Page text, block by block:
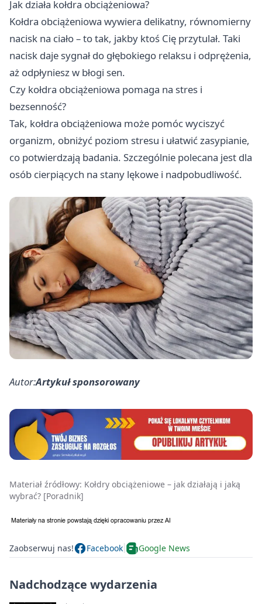
Jak działa kołdra obciążeniowa?
Kołdra obciążeniowa wywiera delikatny, równomierny
nacisk na ciało – to tak, jakby ktoś Cię przytulał. Taki
nacisk daje sygnał do głębokiego relaksu i odprężenia,
aż odpłyniesz w błogi sen.
Czy kołdra obciążeniowa pomaga na stres i
bezsenność?
Tak, kołdra obciążeniowa może pomóc wyciszyć
organizm, obniżyć poziom stresu i ułatwić zasypianie,
co potwierdzają badania. Szczególnie polecana jest dla
osób cierpiących na stany lękowe i nadpobudliwość.
Autor:Artykuł sponsorowany
Materiał źródłowy: Kołdry obciążeniowe – jak działają i jaką
wybrać? [Poradnik]
Zaobserwuj nas! Facebook Google News
Nadchodzące wydarzenia